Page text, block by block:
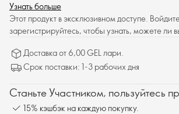
естественного покрытия.
Узнать больше
Этот продукт в эксклюзивном доступе.
зарегистрируйтесь, чтобы узнать, можете ли
Доставка от 6,00 GEL лари.
Срок поставки: 1-3 рабочих дня
Станьте Участником, пользуйтесь
15% кэшбэк на каждую покупку.